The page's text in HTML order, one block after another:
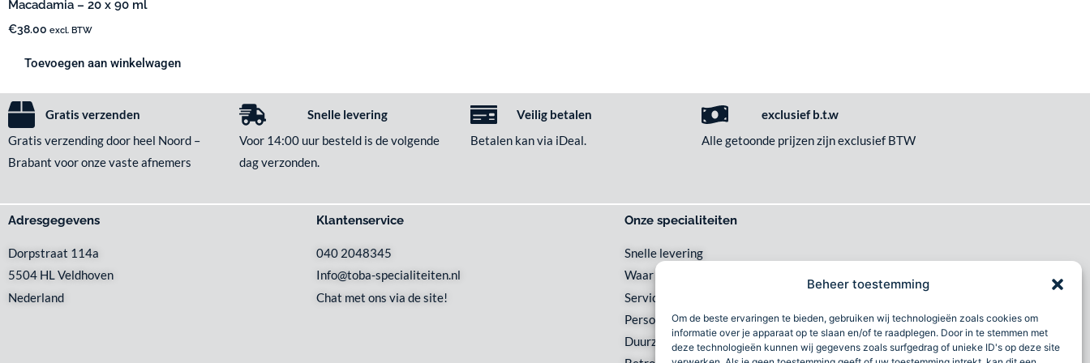
Beheer toestemming
Om de beste ervaringen te bieden, gebruiken wij technologieën zoals cookies om
informatie over je apparaat op te slaan en/of te raadplegen. Door in te stemmen met
deze technologieën kunnen wij gegevens zoals surfgedrag of unieke ID's op deze site
Macadamia – 20 x 90 ml
€38.00 excl. BTW
Toevoegen aan winkelwagen
Gratis verzenden
Gratis verzending door heel Noord –
Brabant voor onze vaste afnemers
Snelle levering
Voor 14:00 uur besteld is de volgende
dag verzonden.
Veilig betalen
Betalen kan via iDeal.
exclusief b.t.w
Alle getoonde prijzen zijn exclusief BTW
Adresgegevens
Dorpstraat 114a
5504 HL Veldhoven
Nederland
Klantenservice
040 2048345
Info@toba-specialiteiten.nl
Chat met ons via de site!
Onze specialiteiten
Snelle levering
Waar en wanneer u het wilt
Service met een glimlach
Persoonlijk en lokaal
Duurzaam